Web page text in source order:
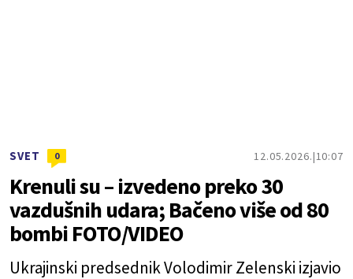
SVET 0 12.05.2026. 10:07
Krenuli su – izvedeno preko 30
vazdušnih udara; Bačeno više od 80
bombi FOTO/VIDEO
Ukrajinski predsednik Volodimir Zelenski izjavio